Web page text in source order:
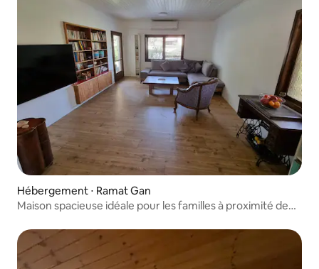
Hébergement ⋅ Ramat Gan
Maison spacieuse idéale pour les familles à proximité de